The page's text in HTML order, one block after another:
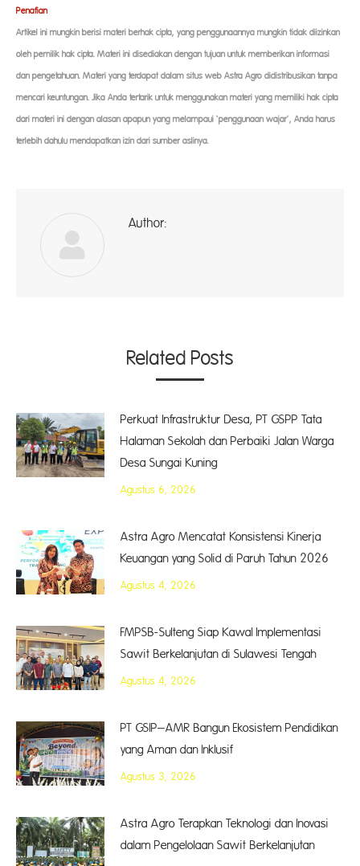
Penafian
Artikel ini mungkin berisi materi berhak cipta, yang penggunaannya mungkin tidak diizinkan
oleh pemilik hak cipta. Materi ini disediakan dengan tujuan untuk memberikan informasi
dan pengetahuan. Materi yang terdapat dalam situs web Astra Agro didistribusikan tanpa
mencari keuntungan. Jika Anda tertarik untuk menggunakan materi yang memiliki hak cipta
dari materi ini dengan alasan apapun yang melampaui ‘penggunaan wajar’, Anda harus
terlebih dahulu mendapatkan izin dari sumber aslinya.
Author:
Related Posts
Perkuat Infrastruktur Desa, PT GSPP Tata
Halaman Sekolah dan Perbaiki Jalan Warga
Desa Sungai Kuning
Agustus 6, 2026
Astra Agro Mencatat Konsistensi Kinerja
Keuangan yang Solid di Paruh Tahun 2026
Agustus 4, 2026
FMPSB-Sulteng Siap Kawal Implementasi
Sawit Berkelanjutan di Sulawesi Tengah
Agustus 4, 2026
PT GSIP–AMR Bangun Ekosistem Pendidikan
yang Aman dan Inklusif
Agustus 3, 2026
Astra Agro Terapkan Teknologi dan Inovasi
dalam Pengelolaan Sawit Berkelanjutan